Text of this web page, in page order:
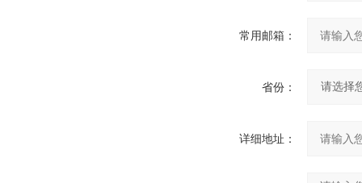
常用邮箱：
省份：
详细地址：